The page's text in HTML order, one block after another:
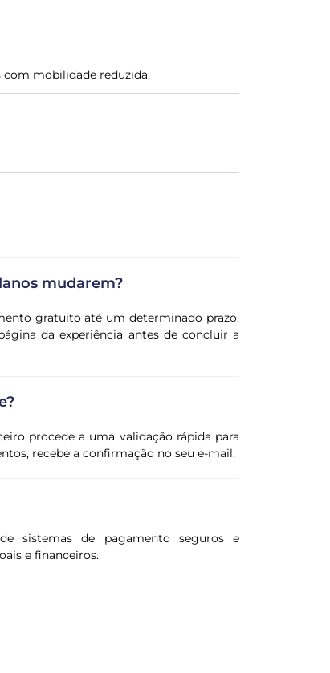
com mobilidade reduzida.
mudarem?
gratuito até um determinado prazo.
da experiência antes de concluir a
procede a uma validação rápida para
recebe a confirmação no seu e-mail.
sistemas de pagamento seguros e
e financeiros.